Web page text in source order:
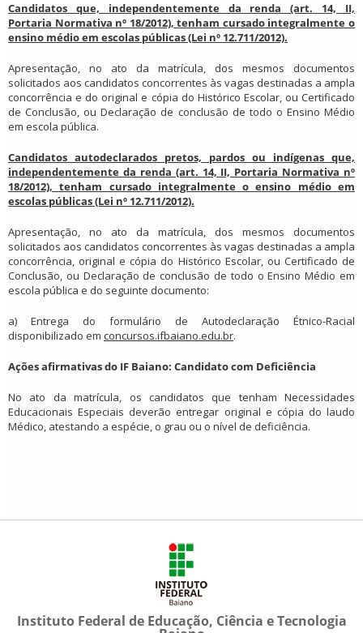
Candidatos que, independentemente da renda (art. 14, II,
Portaria Normativa nº 18/2012), tenham cursado integralmente o
ensino médio em escolas públicas (Lei nº 12.711/2012).
Apresentação, no ato da matrícula, dos mesmos documentos
solicitados aos candidatos concorrentes às vagas destinadas a ampla
concorrência e do original e cópia do Histórico Escolar, ou Certificado
de Conclusão, ou Declaração de conclusão de todo o Ensino Médio
em escola pública.
Candidatos autodeclarados pretos, pardos ou indígenas que,
independentemente da renda (art. 14, II, Portaria Normativa nº
18/2012), tenham cursado integralmente o ensino médio em
escolas públicas (Lei nº 12.711/2012).
Apresentação, no ato da matrícula, dos mesmos documentos
solicitados aos candidatos concorrentes às vagas destinadas a ampla
concorrência, original e cópia do Histórico Escolar, ou Certificado de
Conclusão, ou Declaração de conclusão de todo o Ensino Médio em
escola pública e do seguinte documento:
a) Entrega do formulário de Autodeclaração Étnico-Racial
disponibilizado em concursos.ifbaiano.edu.br.
Ações afirmativas do IF Baiano: Candidato com Deficiência
No ato da matrícula, os candidatos que tenham Necessidades
Educacionais Especiais deverão entregar original e cópia do laudo
Médico, atestando a espécie, o grau ou o nível de deficiência.
Instituto Federal de Educação, Ciência e Tecnologia